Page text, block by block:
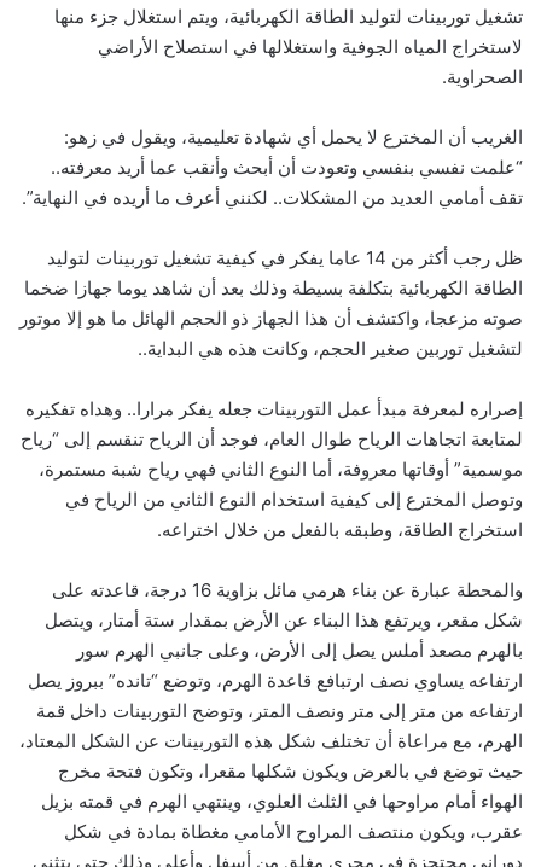
تشغيل توربينات لتوليد الطاقة الكهربائية، ويتم استغلال جزء منها
لاستخراج المياه الجوفية واستغلالها في استصلاح الأراضي
الصحراوية.
الغريب أن المخترع لا يحمل أي شهادة تعليمية، ويقول في زهو:
“علمت نفسي بنفسي وتعودت أن أبحث وأنقب عما أريد معرفته..
تقف أمامي العديد من المشكلات.. لكنني أعرف ما أريده في النهاية”.
ظل رجب أكثر من 14 عاما يفكر في كيفية تشغيل توربينات لتوليد
الطاقة الكهربائية بتكلفة بسيطة وذلك بعد أن شاهد يوما جهازا ضخما
صوته مزعجا، واكتشف أن هذا الجهاز ذو الحجم الهائل ما هو إلا موتور
لتشغيل توربين صغير الحجم، وكانت هذه هي البداية..
إصراره لمعرفة مبدأ عمل التوربينات جعله يفكر مرارا.. وهداه تفكيره
لمتابعة اتجاهات الرياح طوال العام، فوجد أن الرياح تنقسم إلى “رياح
موسمية” أوقاتها معروفة، أما النوع الثاني فهي رياح شبة مستمرة،
وتوصل المخترع إلى كيفية استخدام النوع الثاني من الرياح في
استخراج الطاقة، وطبقه بالفعل من خلال اختراعه.
والمحطة عبارة عن بناء هرمي مائل بزاوية 16 درجة، قاعدته على
شكل مقعر، ويرتفع هذا البناء عن الأرض بمقدار ستة أمتار، ويتصل
بالهرم مصعد أملس يصل إلى الأرض، وعلى جانبي الهرم سور
ارتفاعه يساوي نصف ارتبافع قاعدة الهرم، وتوضع “تانده” ببروز يصل
ارتفاعه من متر إلى متر ونصف المتر، وتوضح التوربينات داخل قمة
الهرم، مع مراعاة أن تختلف شكل هذه التوربينات عن الشكل المعتاد،
حيث توضع في بالعرض ويكون شكلها مقعرا، وتكون فتحة مخرج
الهواء أمام مراوحها في الثلث العلوي، وينتهي الهرم في قمته بزيل
عقرب، ويكون منتصف المراوح الأمامي مغطاة بمادة في شكل
دوراني محتجزة في مجرى مغلق من أسفل وأعلى وذلك حتى يتثنى